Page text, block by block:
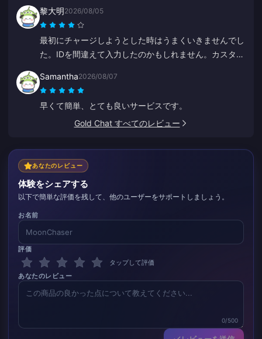
BitTopupが一番です。これからも頑張ってください！
黎大明2026/08/05
最初にチャージしようとした時はうまくいきませんでし
た。IDを間違えて入力したのかもしれません。カスタマ
は問題なく成功しました。これからもこのサイトを使い
続けます。
Samantha2026/08/07
早くて簡単、とても良いサービスです。
Gold Chat すべてのレビュー
あなたのレビュー
体験をシェアする
以下で簡単な評価を残して、他のユーザーをサポートしましょう。
お名前
評価
タップして評価
あなたのレビュー
0/500